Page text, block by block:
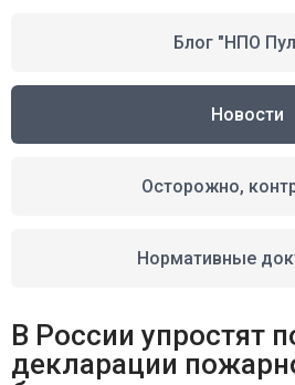
Блог "НПО
Новости
Осторожно,
Нормативные
В России упростят
декларации